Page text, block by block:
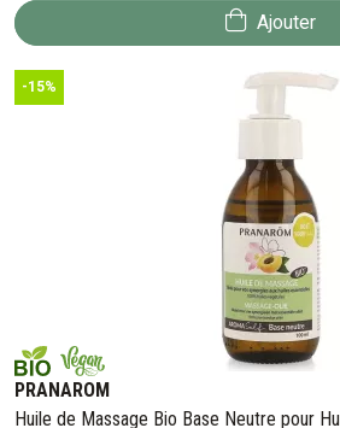
Ajouter
-15%
PRANAROM
Huile de Massage Bio Base Neutre pour